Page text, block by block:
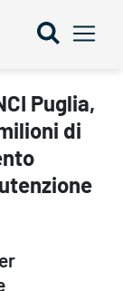
“Già
Puglia,
di